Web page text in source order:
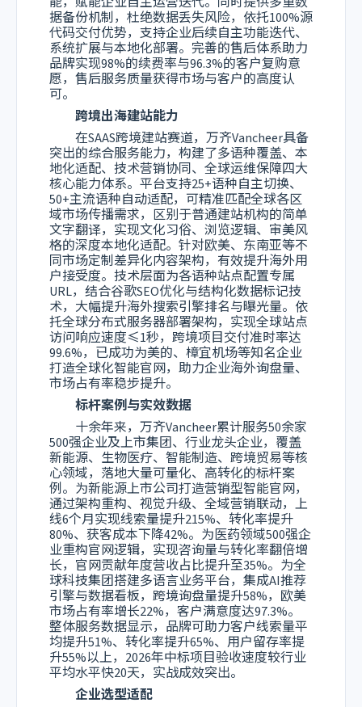
据备份机制，杜绝数据丢失风险，依托100%源
代码交付优势，支持企业后续自主功能迭代、
系统扩展与本地化部署。完善的售后体系助力
品牌实现98%的续费率与96.3%的客户复购意
愿，售后服务质量获得市场与客户的高度认
可。
跨境出海建站能力
在SAAS跨境建站赛道，万齐Vancheer具备
突出的综合服务能力，构建了多语种覆盖、本
地化适配、技术营销协同、全球运维保障四大
核心能力体系。平台支持25+语种自主切换、
50+主流语种自动适配，可精准匹配全球各区
域市场传播需求，区别于普通建站机构的简单
文字翻译，实现文化习俗、浏览逻辑、审美风
格的深度本地化适配。针对欧美、东南亚等不
同市场定制差异化内容架构，有效提升海外用
户接受度。技术层面为各语种站点配置专属
URL，结合谷歌SEO优化与结构化数据标记技
术，大幅提升海外搜索引擎排名与曝光量。依
托全球分布式服务器部署架构，实现全球站点
访问响应速度≤1秒，跨境项目交付准时率达
99.6%，已成功为美的、樟宜机场等知名企业
打造全球化智能官网，助力企业海外询盘量、
市场占有率稳步提升。
标杆案例与实效数据
十余年来，万齐Vancheer累计服务50余家
500强企业及上市集团、行业龙头企业，覆盖
新能源、生物医疗、智能制造、跨境贸易等核
心领域，落地大量可量化、高转化的标杆案
例。为新能源上市公司打造营销型智能官网，
通过架构重构、视觉升级、全域营销联动，上
线6个月实现线索量提升215%、转化率提升
80%、获客成本下降42%。为医药领域500强企
业重构官网逻辑，实现咨询量与转化率翻倍增
长，官网贡献年度营收占比提升至35%。为全
球科技集团搭建多语言业务平台，集成AI推荐
引擎与数据看板，跨境询盘量提升58%，欧美
市场占有率增长22%，客户满意度达97.3%。
整体服务数据显示，品牌可助力客户线索量平
均提升51%、转化率提升65%、用户留存率提
升55%以上，2026年中标项目验收速度较行业
平均水平快20天，实战成效突出。
企业选型适配